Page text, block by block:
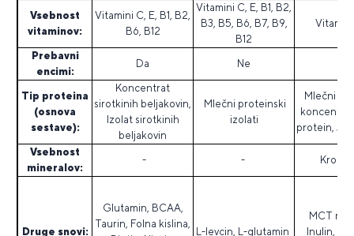
Vsebnost
vitaminov:
Vitamini C, E, B1, B2,
B6, B12
Vitamini C, E, B1, B2,
B3, B5, B6, B7, B9,
B12
Prebavni
encimi:
Da Ne
Tip proteina
(osnova
sestave):
Koncentrat
sirotkinih beljakovin,
Izolat sirotkinih
beljakovin
Mlečni proteinski
izolati
Mlečni
protein,
Vsebnost
mineralov:
- - Krom,
Druge snovi:
Glutamin, BCAA,
Taurin, Folna kislina,
L-levcin, L-glutamin
MCT
Inulin,